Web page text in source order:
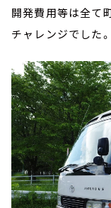
開発費用等は全て
チャレンジでした。